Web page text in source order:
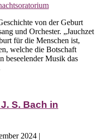
von der Geburt
und Orchester. „Jauchzet
für die Menschen ist,
welche die Botschaft
beseelender Musik das
S. Bach in
2024 |